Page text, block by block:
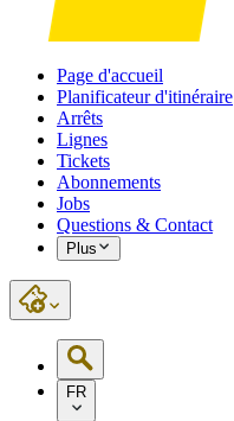
Page d'accueil
Planificateur d'itinéraire
Arrêts
Lignes
Tickets
Abonnements
Jobs
Questions & Contact
Plus
FR